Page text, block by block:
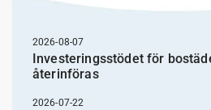
2026-08-07
Investeringsstödet för
återinföras
2026-07-22